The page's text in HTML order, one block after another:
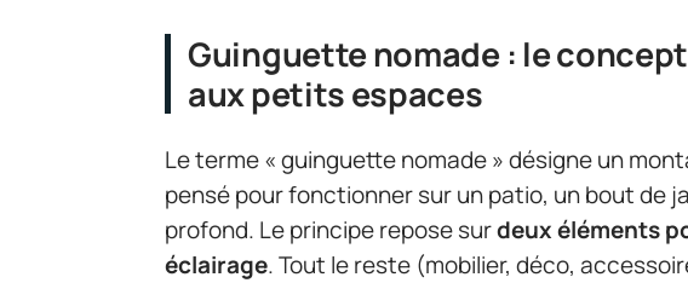
Guinguette nomade : le
aux petits espaces
Le terme « guinguette nomade » désigne un
pensé pour fonctionner sur un patio, un bout de
profond. Le principe repose surdeux éléments
éclairage. Tout le reste (mobilier, déco,